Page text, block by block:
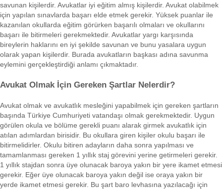
savunan kişilerdir. Avukatlar iyi eğitim almış kişilerdir. Avukat olabilmek
için yapılan sınavlarda başarı elde etmek gerekir. Yüksek puanlar ile
kazanılan okullarda eğitim görürken başarılı olmaları ve okullarını
başarı ile bitirmeleri gerekmektedir. Avukatlar yargı karşısında
bireylerin haklarını en iyi şekilde savunan ve bunu yasalara uygun
olarak yapan kişilerdir. Burada avukatların başkası adına savunma
eylemini gerçekleştirdiği anlamı çıkmaktadır.
Avukat Olmak İçin Gereken Şartlar Nelerdir?
Avukat olmak ve avukatlık mesleğini yapabilmek için gereken şartların
başında Türkiye Cumhuriyeti vatandaşı olmak gerekmektedir. Uygun
görülen okula ve bölüme gerekli puanı alarak girmek avukatlık için
atılan adımlardan birisidir. Bu okullara giren kişiler okulu başarı ile
bitirmelidirler. Okulu bitiren adayların daha sonra yapılması ve
tamamlanması gereken 1 yıllık staj görevini yerine getirmeleri gerekir.
1 yıllık stajdan sonra üye olunacak baroya yakın bir yere ikamet etmesi
gerekir. Eğer üye olunacak baroya yakın değil ise oraya yakın bir
yerde ikamet etmesi gerekir. Bu şart baro levhasına yazılacağı için